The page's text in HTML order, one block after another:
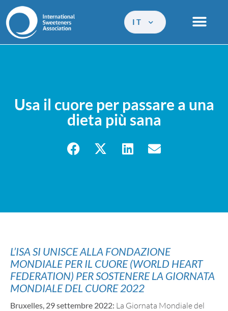
IT
Usa il cuore per passare a una
dieta più sana
L’ISA SI UNISCE ALLA FONDAZIONE
MONDIALE PER IL CUORE (WORLD HEART
FEDERATION) PER SOSTENERE LA GIORNATA
MONDIALE DEL CUORE 2022
Bruxelles, 29 settembre 2022: La Giornata Mondiale del